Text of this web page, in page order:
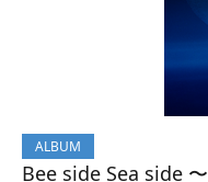
ALBUM
Bee side Sea side